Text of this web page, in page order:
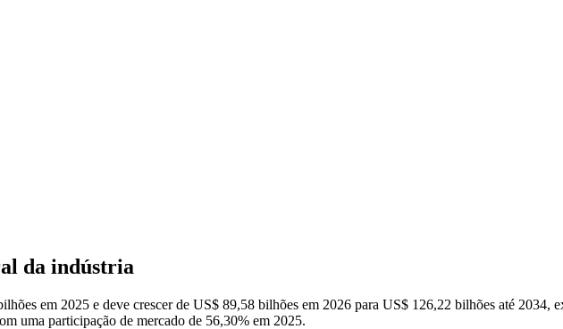
da indústria
em 2025 e deve crescer de US$ 89,58 bilhões em 2026 para US$ 126,22 bilhões até 2034,
uma participação de mercado de 56,30% em 2025.